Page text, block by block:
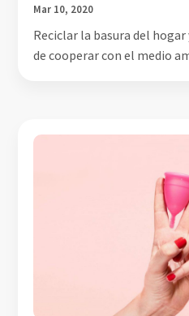
Mar 10, 2020
Reciclar la basura del
de cooperar con el medio